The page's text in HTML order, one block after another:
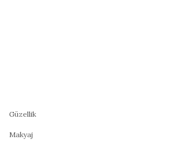
Güzellik
Makyaj